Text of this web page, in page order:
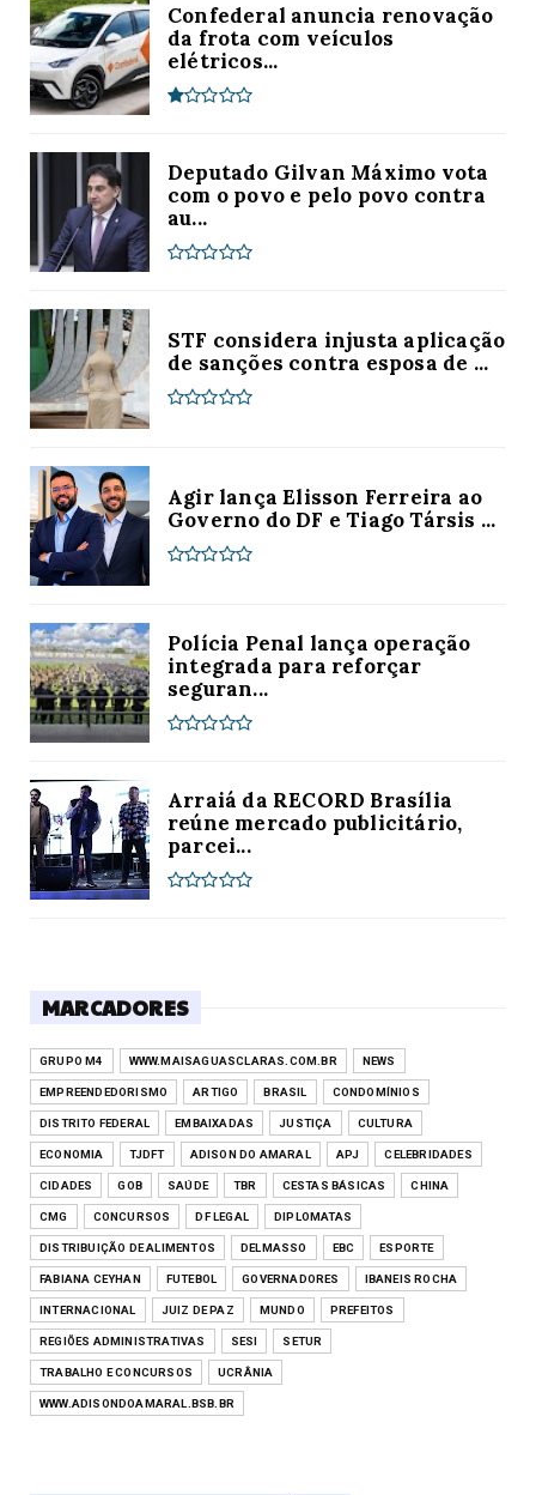
Confederal anuncia renovação
da frota com veículos
elétricos...
Deputado Gilvan Máximo vota
com o povo e pelo povo contra
au...
STF considera injusta aplicação
de sanções contra esposa de ...
Agir lança Elisson Ferreira ao
Governo do DF e Tiago Társis ...
Polícia Penal lança operação
integrada para reforçar
seguran...
Arraiá da RECORD Brasília
reúne mercado publicitário,
parcei...
MARCADORES
GRUPO M4 WWW.MAISAGUASCLARAS.COM.BR NEWS
EMPREENDEDORISMO ARTIGO BRASIL CONDOMÍNIOS
DISTRITO FEDERAL EMBAIXADAS JUSTIÇA CULTURA
ECONOMIA TJDFT ADISON DO AMARAL APJ CELEBRIDADES
CIDADES GOB SAÚDE TBR CESTAS BÁSICAS CHINA
CMG CONCURSOS DF LEGAL DIPLOMATAS
DISTRIBUIÇÃO DE ALIMENTOS DELMASSO EBC ESPORTE
FABIANA CEYHAN FUTEBOL GOVERNADORES IBANEIS ROCHA
INTERNACIONAL JUIZ DE PAZ MUNDO PREFEITOS
REGIÕES ADMINISTRATIVAS SESI SETUR
TRABALHO E CONCURSOS UCRÂNIA
WWW.ADISONDOAMARAL.BSB.BR